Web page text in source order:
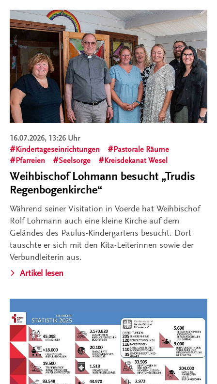
16.07.2026, 13:26 Uhr
Kindertageseinrichtungen
Pastorale Räume
Pfarreien
Seelsorge Kreisdekanat Wesel
Weihbischof Lohmann besucht „Trudis
Regenbogenkirche“
Während seiner Visitation in Voerde hat Weihbischof
Rolf Lohmann auch eine kleine Kirche auf dem
Geländes des Paulus-Kindergartens besucht. Dort
tauschte er sich mit den Kita-Leiterinnen sowie der
Verbundleiterin aus.
Artikel lesen